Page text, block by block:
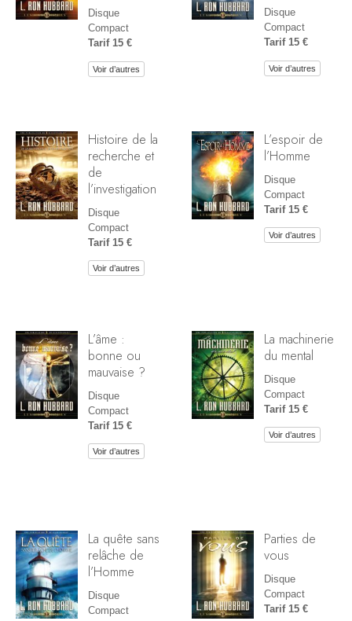
Disque
Compact
Tarif 15 €
Voir d’autres
Disque
Compact
Tarif 15 €
Voir d’autres
Histoire de la
recherche et
de
l’investigation
Disque
Compact
Tarif 15 €
Voir d’autres
L’espoir de
l’Homme
Disque
Compact
Tarif 15 €
Voir d’autres
L’âme :
bonne ou
mauvaise ?
Disque
Compact
Tarif 15 €
Voir d’autres
La machinerie
du mental
Disque
Compact
Tarif 15 €
Voir d’autres
La quête sans
relâche de
l’Homme
Disque
Compact
Parties de
vous
Disque
Compact
Tarif 15 €